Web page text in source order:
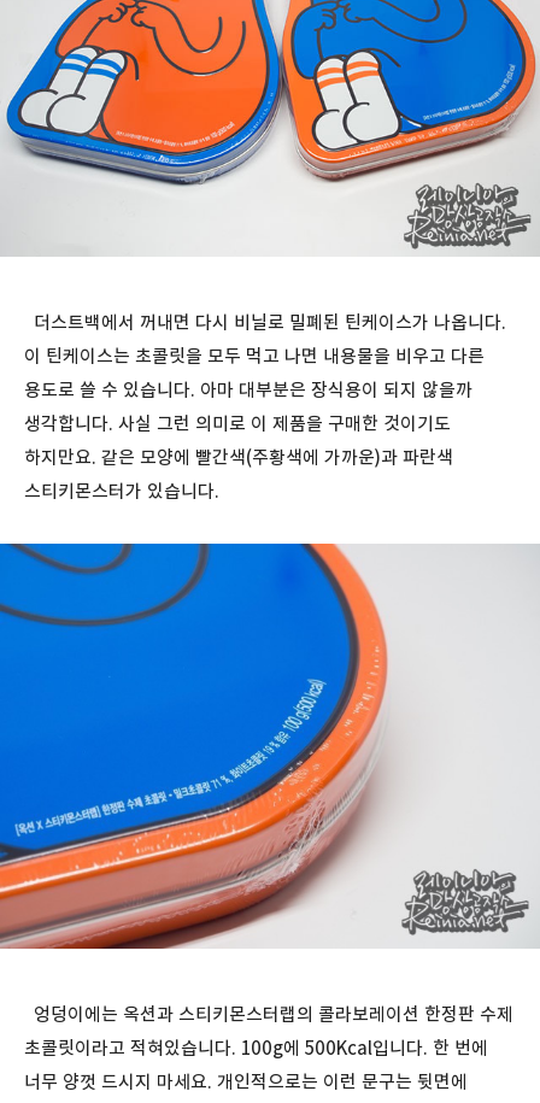
더스트백에서 꺼내면 다시 비닐로 밀폐된 틴케이스가 나옵니다.
이 틴케이스는 초콜릿을 모두 먹고 나면 내용물을 비우고 다른
용도로 쓸 수 있습니다. 아마 대부분은 장식용이 되지 않을까
생각합니다. 사실 그런 의미로 이 제품을 구매한 것이기도
하지만요. 같은 모양에 빨간색(주황색에 가까운)과 파란색
스티키몬스터가 있습니다.
엉덩이에는 옥션과 스티키몬스터랩의 콜라보레이션 한정판 수제
초콜릿이라고 적혀있습니다. 100g에 500Kcal입니다. 한 번에
너무 양껏 드시지 마세요. 개인적으로는 이런 문구는 뒷면에